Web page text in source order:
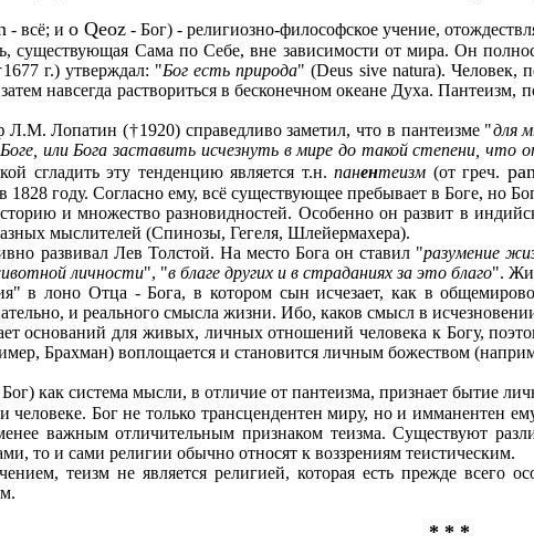
- всё; и o Qeoz- Бог) - религиозно-философское учение,
существующая Сама по Себе, вне зависимости от мира. Он
г.) утверждал: "Бог есть природа" (Deus sive natura). Человек,
навсегда раствориться в бесконечном океане Духа. Пантеизм,
Лопатин (†1920) справедливо заметил, что в пантеизме "для
или Бога заставить исчезнуть в мире до такой степени, что
сгладить эту тенденцию является т.н.панентеизм (от греч.
году. Согласно ему, всё существующее пребывает в Боге, но
и множество разновидностей. Особенно он развит в
мыслителей (Спинозы, Гегеля, Шлейермахера).
развивал Лев Толстой. На место Бога он ставил "разумение
личности", "в благе других и в страданиях за это благо".
в лоно Отца - Бога, в котором сын исчезает, как в
и реального смысла жизни. Ибо, каков смысл в
оснований для живых, личных отношений человека к Богу,
Брахман) воплощается и становится личным божеством
как система мысли, в отличие от пантеизма, признает бытие
Бог не только трансцендентен миру, но и имманентен
важным отличительным признаком теизма. Существуют
то и сами религии обычно относят к воззрениям теистическим.
теизм не является религией, которая есть прежде всего
* * *